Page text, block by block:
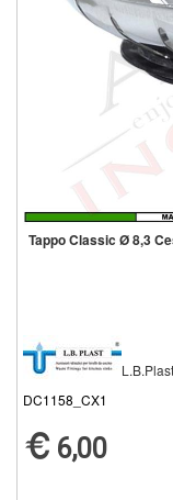
Tappo Classic Ø 8,3
L.B.Plast
DC1158_CX1
6,00